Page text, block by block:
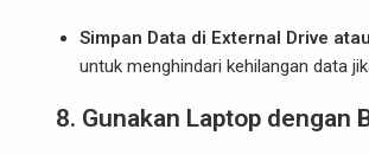
Simpan Data di External Drive
untuk menghindari kehilangan data
8. Gunakan Laptop dengan